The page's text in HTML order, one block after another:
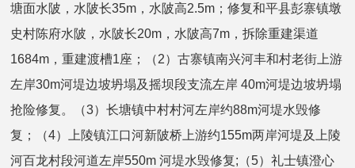
塘面水陂，水陂长35m，水陂高2.5m；修复和平县彭寨镇墩
史村陈府水陂，水陂长20m，水陂高7m，拆除重建渠道
1684m，重建渡槽1座；（2）古寨镇南兴河丰和村老街上游
左岸30m河堤边坡坍塌及摇坝段支流左岸 40m河堤边坡坍塌
抢险修复。（3）长塘镇中村村河左岸约88m河堤水毁修
复；（4）上陵镇江口河新陂桥上游约155m两岸河堤及上陵
河百龙村段河道左岸550m 河堤水毁修复;（5）礼士镇澄心